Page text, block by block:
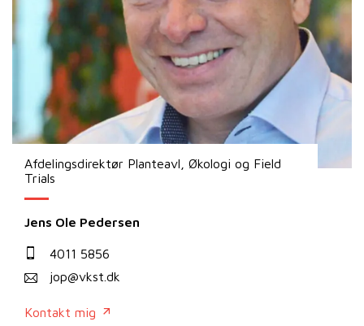
Afdelingsdirektør Planteavl, Økologi og Field
Trials
Jens Ole Pedersen
4011 5856
jop@vkst.dk
Kontakt mig